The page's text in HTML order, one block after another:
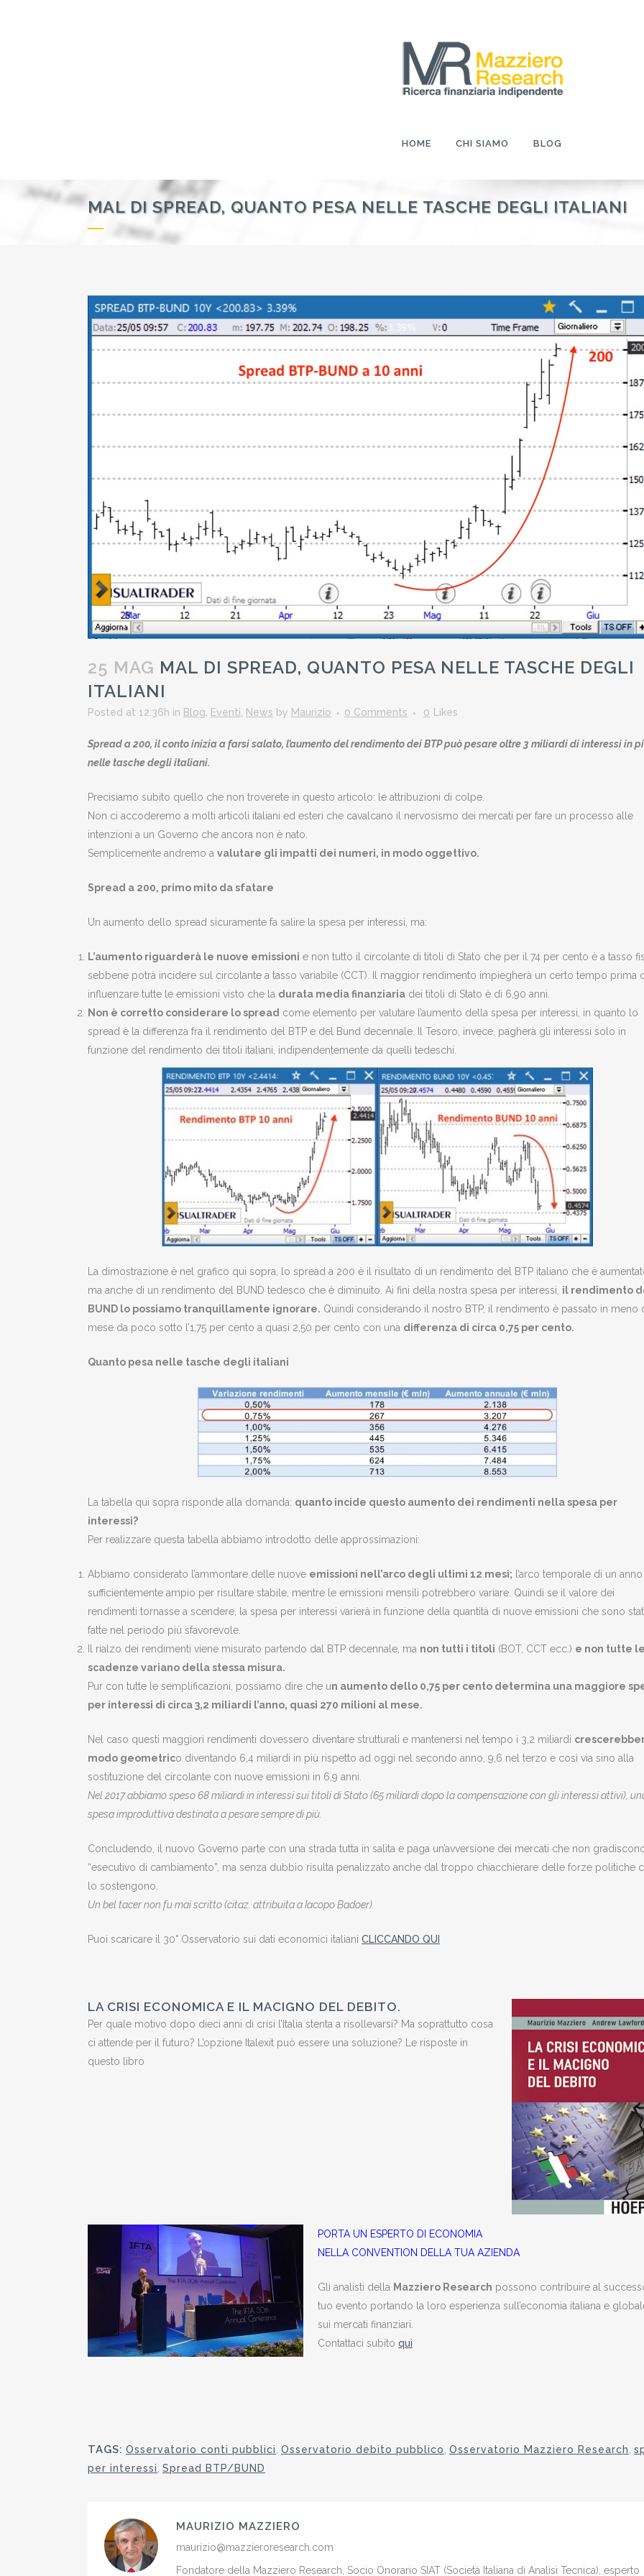
HOME CHI SIAMO BLOG
MAL DI SPREAD, QUANTO PESA NELLE TASCHE DEGLI ITALIANI
25 MAG MAL DI SPREAD, QUANTO PESA NELLE TASCHE DEGLI
ITALIANI
Posted at 12:36h in Blog, Eventi, News by Maurizio 0 Comments 0 Likes
Spread a 200, il conto inizia a farsi salato, l’aumento del rendimento dei BTP può pesare oltre 3 miliardi di interessi in
nelle tasche degli italiani.
Precisiamo subito quello che non troverete in questo articolo: le attribuzioni di colpe.
Non ci accoderemo a molti articoli italiani ed esteri che cavalcano il nervosismo dei mercati per fare un processo alle
intenzioni a un Governo che ancora non è nato.
Semplicemente andremo a valutare gli impatti dei numeri, in modo oggettivo.
Spread a 200, primo mito da sfatare
Un aumento dello spread sicuramente fa salire la spesa per interessi, ma:
L’aumento riguarderà le nuove emissioni e non tutto il circolante di titoli di Stato che per il 74 per cento è a tasso
sebbene potrà incidere sul circolante a tasso variabile (CCT). Il maggior rendimento impiegherà un certo tempo prima
influenzare tutte le emissioni visto che la durata media finanziaria dei titoli di Stato è di 6,90 anni.
Non è corretto considerare lo spread come elemento per valutare l’aumento della spesa per interessi, in quanto lo
spread è la differenza fra il rendimento del BTP e del Bund decennale. Il Tesoro, invece, pagherà gli interessi solo in
funzione del rendimento dei titoli italiani, indipendentemente da quelli tedeschi.
La dimostrazione è nel grafico qui sopra, lo spread a 200 è il risultato di un rendimento del BTP italiano che è
ma anche di un rendimento del BUND tedesco che è diminuito. Ai fini della nostra spesa per interessi, il rendimento
BUND lo possiamo tranquillamente ignorare. Quindi considerando il nostro BTP, il rendimento è passato in meno
mese da poco sotto l’1,75 per cento a quasi 2,50 per cento con una differenza di circa 0,75 per cento.
Quanto pesa nelle tasche degli italiani
La tabella qui sopra risponde alla domanda: quanto incide questo aumento dei rendimenti nella spesa per
interessi?
Per realizzare questa tabella abbiamo introdotto delle approssimazioni:
Abbiamo considerato l’ammontare delle nuove emissioni nell’arco degli ultimi 12 mesi; l’arco temporale di un
sufficientemente ampio per risultare stabile, mentre le emissioni mensili potrebbero variare. Quindi se il valore dei
rendimenti tornasse a scendere, la spesa per interessi varierà in funzione della quantità di nuove emissioni che sono
fatte nel periodo più sfavorevole.
Il rialzo dei rendimenti viene misurato partendo dal BTP decennale, ma non tutti i titoli (BOT, CCT ecc.) e non tutte
scadenze variano della stessa misura.
Pur con tutte le semplificazioni, possiamo dire che un aumento dello 0,75 per cento determina una maggiore
per interessi di circa 3,2 miliardi l’anno, quasi 270 milioni al mese.
Nel caso questi maggiori rendimenti dovessero diventare strutturali e mantenersi nel tempo i 3,2 miliardi
modo geometrico diventando 6,4 miliardi in più rispetto ad oggi nel secondo anno, 9,6 nel terzo e così via sino alla
sostituzione del circolante con nuove emissioni in 6,9 anni.
Nel 2017 abbiamo speso 68 miliardi in interessi sui titoli di Stato (65 miliardi dopo la compensazione con gli interessi attivi),
spesa improduttiva destinata a pesare sempre di più.
Concludendo, il nuovo Governo parte con una strada tutta in salita e paga un’avversione dei mercati che non
“esecutivo di cambiamento”, ma senza dubbio risulta penalizzato anche dal troppo chiacchierare delle forze politiche
lo sostengono.
Un bel tacer non fu mai scritto (citaz. attribuita a Iacopo Badoer).
Puoi scaricare il 30° Osservatorio sui dati economici italiani CLICCANDO QUI
LA CRISI ECONOMICA E IL MACIGNO DEL DEBITO.
Per quale motivo dopo dieci anni di crisi l’Italia stenta a risollevarsi? Ma soprattutto cosa
ci attende per il futuro? L’opzione Italexit può essere una soluzione? Le risposte in
questo libro
PORTA UN ESPERTO DI ECONOMIA
NELLA CONVENTION DELLA TUA AZIENDA
Gli analisti della Mazziero Research possono contribuire al
tuo evento portando la loro esperienza sull’economia italiana e
sui mercati finanziari.
Contattaci subito qui
TAGS: Osservatorio conti pubblici Osservatorio debito pubblico Osservatorio Mazziero Research
per interessi Spread BTP/BUND
MAURIZIO MAZZIERO
maurizio@mazzieroresearch.com
Fondatore della Mazziero Research, Socio Onorario SIAT (Società Italiana di Analisi Tecnica), esperto